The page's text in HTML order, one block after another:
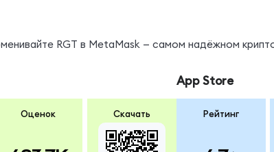
RGT в MetaMask — самом надёжном
Оценок Скачать
App Store
Рейтинг